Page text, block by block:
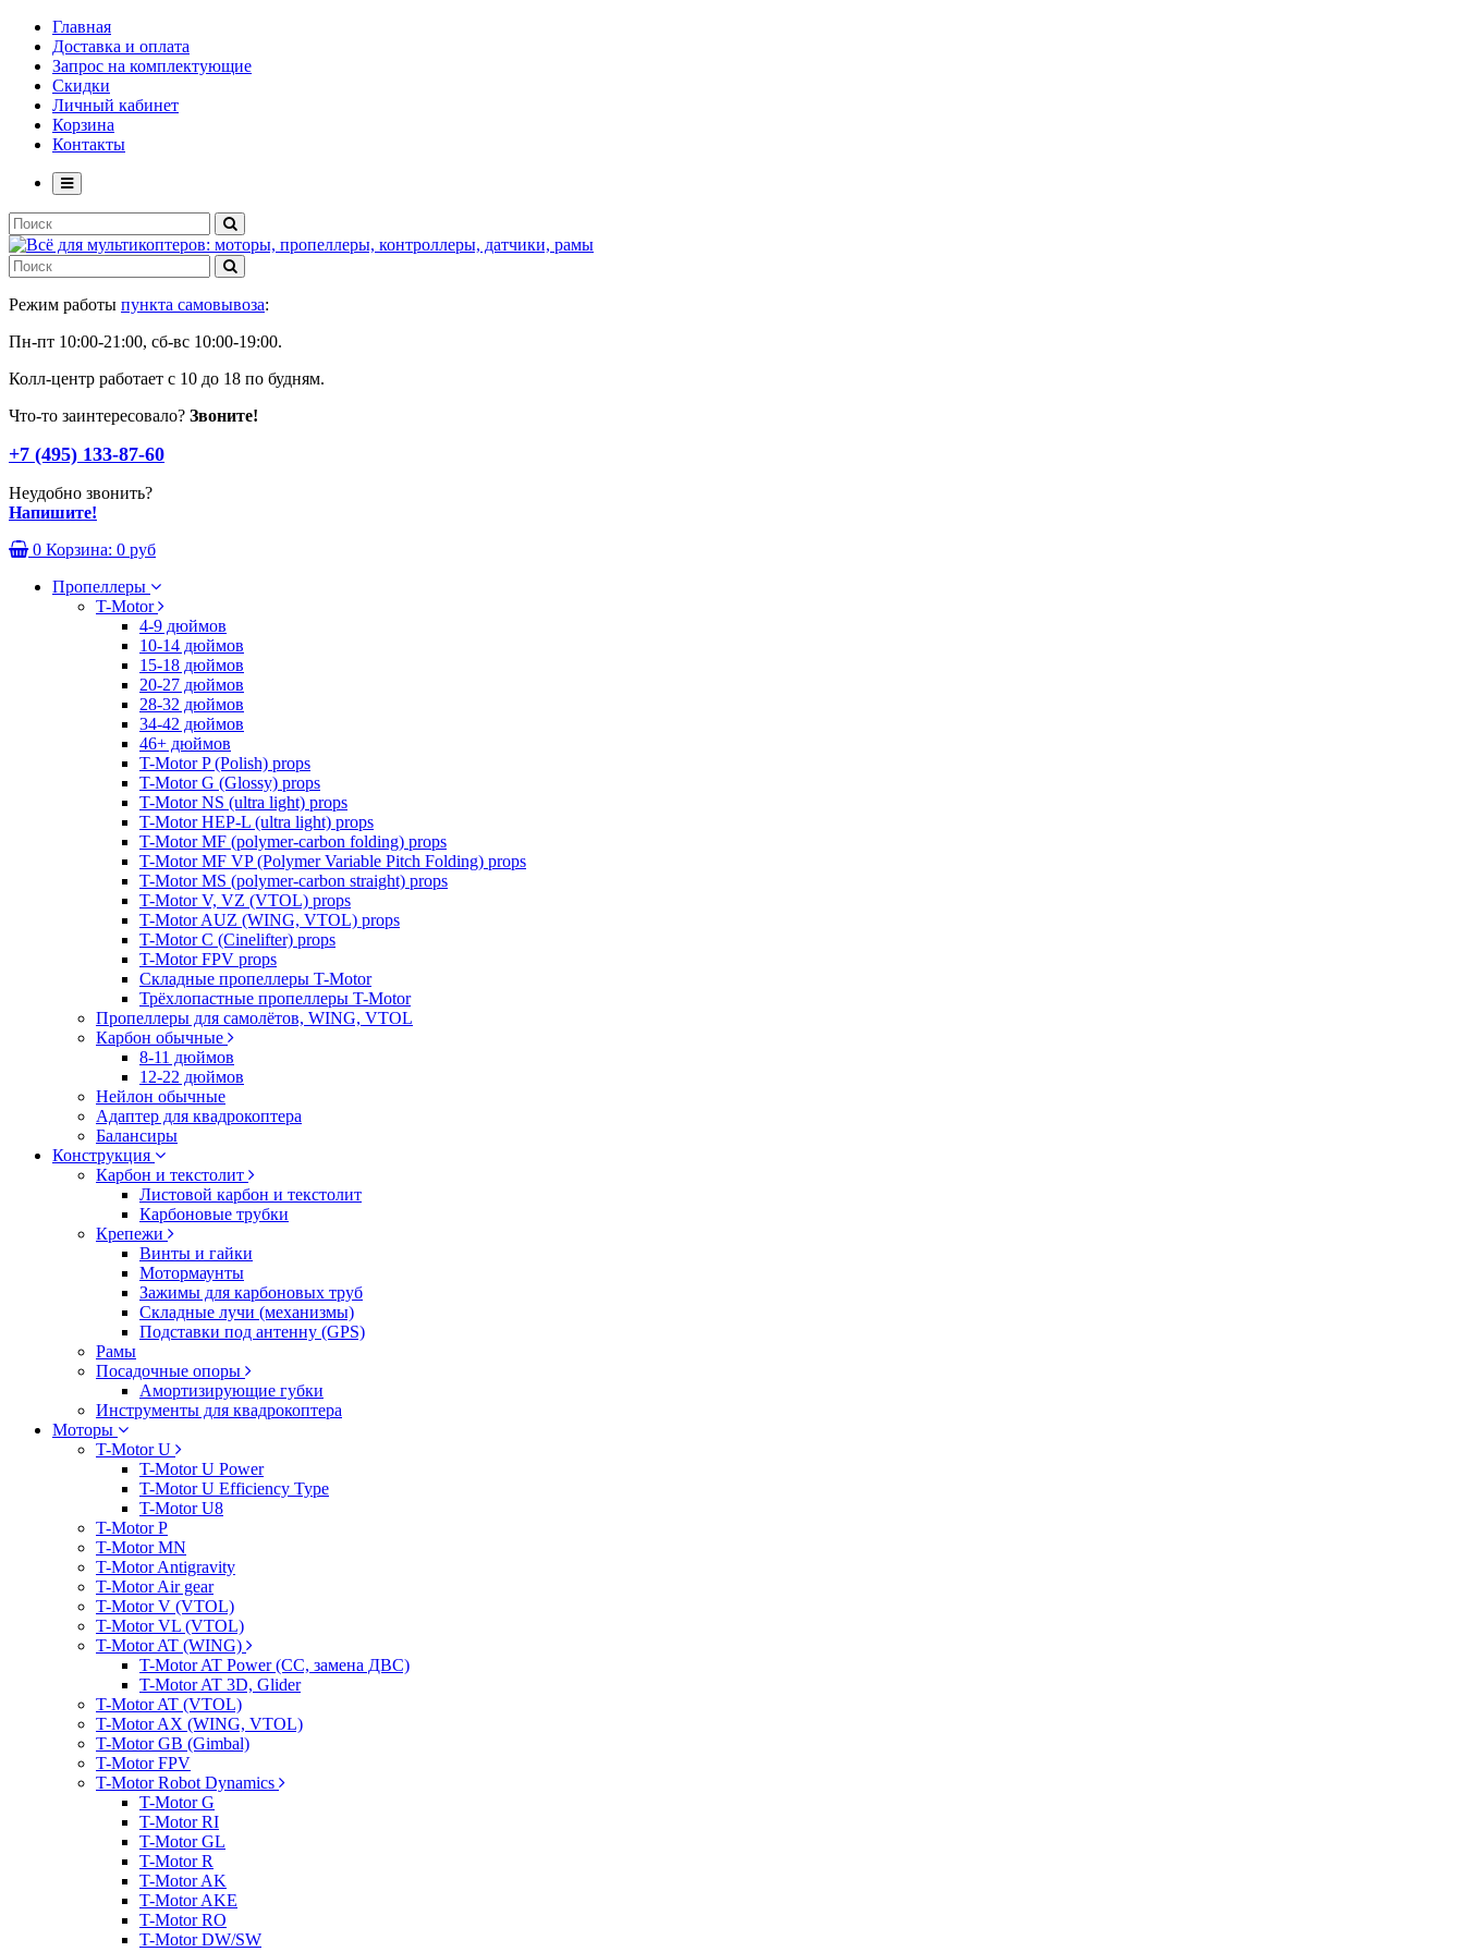
Главная
Доставка и оплата
Запрос на комплектующие
Скидки
Личный кабинет
Корзина
Контакты
Режим работы пункта самовывоза:
Пн-пт 10:00-21:00, сб-вс 10:00-19:00.
Колл-центр работает с 10 до 18 по будням.
Что-то заинтересовало? Звоните!
+7 (495) 133-87-60
Неудобно звонить?
Напишите!
0 Корзина: 0 руб
Пропеллеры
T-Motor
4-9 дюймов
10-14 дюймов
15-18 дюймов
20-27 дюймов
28-32 дюймов
34-42 дюймов
46+ дюймов
T-Motor P (Polish) props
T-Motor G (Glossy) props
T-Motor NS (ultra light) props
T-Motor HEP-L (ultra light) props
T-Motor MF (polymer-carbon folding) props
T-Motor MF VP (Polymer Variable Pitch Folding) props
T-Motor MS (polymer-carbon straight) props
T-Motor V, VZ (VTOL) props
T-Motor AUZ (WING, VTOL) props
T-Motor C (Cinelifter) props
T-Motor FPV props
Складные пропеллеры T-Motor
Трёхлопастные пропеллеры T-Motor
Пропеллеры для самолётов, WING, VTOL
Карбон обычные
8-11 дюймов
12-22 дюймов
Нейлон обычные
Адаптер для квадрокоптера
Балансиры
Конструкция
Карбон и текстолит
Листовой карбон и текстолит
Карбоновые трубки
Крепежи
Винты и гайки
Мотормаунты
Зажимы для карбоновых труб
Складные лучи (механизмы)
Подставки под антенну (GPS)
Рамы
Посадочные опоры
Амортизирующие губки
Инструменты для квадрокоптера
Моторы
T-Motor U
T-Motor U Power
T-Motor U Efficiency Type
T-Motor U8
T-Motor P
T-Motor MN
T-Motor Antigravity
T-Motor Air gear
T-Motor V (VTOL)
T-Motor VL (VTOL)
T-Motor AT (WING)
T-Motor AT Power (CC, замена ДВС)
T-Motor AT 3D, Glider
T-Motor AT (VTOL)
T-Motor AX (WING, VTOL)
T-Motor GB (Gimbal)
T-Motor FPV
T-Motor Robot Dynamics
T-Motor G
T-Motor RI
T-Motor GL
T-Motor R
T-Motor AK
T-Motor AKE
T-Motor RO
T-Motor DW/SW